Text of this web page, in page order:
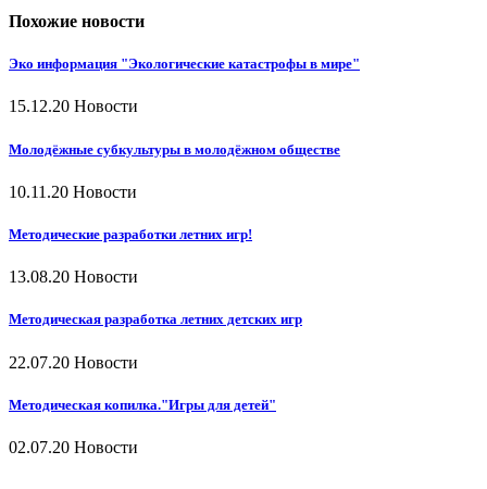
Похожие новости
Эко информация "Экологические катастрофы в мире"
15.12.20 Новости
Молодёжные субкультуры в молодёжном обществе
10.11.20 Новости
Методические разработки летних игр!
13.08.20 Новости
Методическая разработка летних детских игр
22.07.20 Новости
Методическая копилка."Игры для детей"
02.07.20 Новости